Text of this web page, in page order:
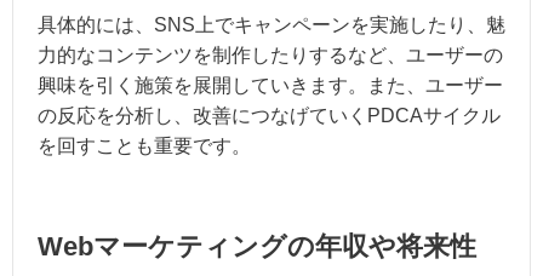
具体的には、SNS上でキャンペーンを実施したり、魅
力的なコンテンツを制作したりするなど、ユーザーの
興味を引く施策を展開していきます。また、ユーザー
の反応を分析し、改善につなげていくPDCAサイクル
を回すことも重要です。
Webマーケティングの年収や将来性